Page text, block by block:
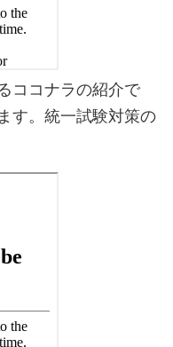
ココナラの紹介で
す。統一試験対策の